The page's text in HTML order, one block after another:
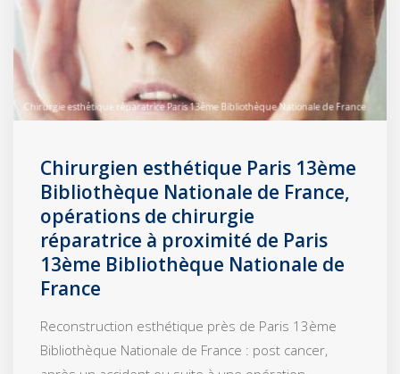
Chirurgien esthétique Paris 13ème
Bibliothèque Nationale de France,
opérations de chirurgie
réparatrice à proximité de Paris
13ème Bibliothèque Nationale de
France
Reconstruction esthétique près de Paris 13ème
Bibliothèque Nationale de France : post cancer,